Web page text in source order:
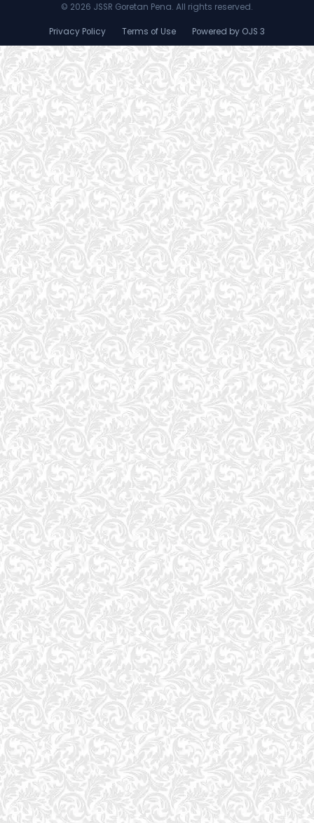
© 2026 JSSR Goretan Pena. All rights reserved.
Privacy Policy Terms of Use Powered by OJS 3